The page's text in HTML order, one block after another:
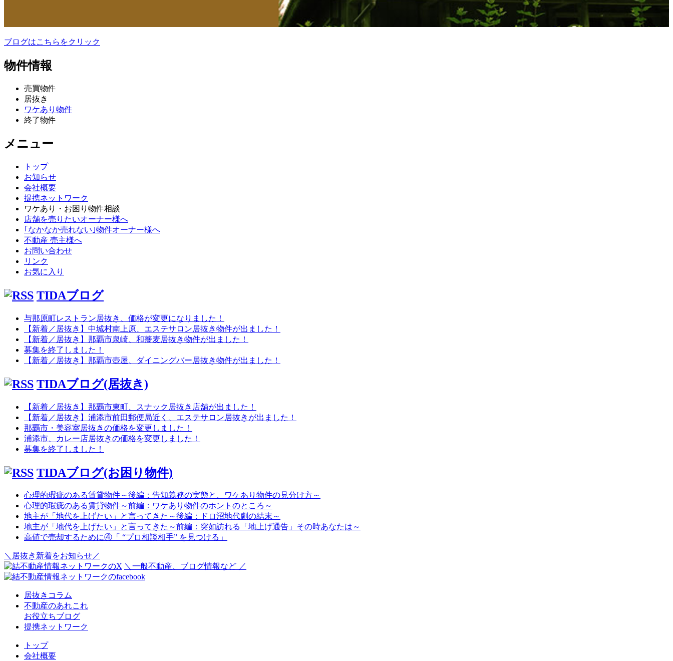
ブログはこちらをクリック
物件情報
売買物件
居抜き
ワケあり物件
終了物件
メニュー
トップ
お知らせ
会社概要
提携ネットワーク
ワケあり・お困り物件相談
店舗を売りたいオーナー様へ
｢なかなか売れない｣物件オーナー様へ
不動産 売主様へ
お問い合わせ
リンク
お気に入り
TIDAブログ
与那原町レストラン居抜き、価格が変更になりました！
【新着／居抜き】中城村南上原、エステサロン居抜き物件が出ました！
【新着／居抜き】那覇市泉崎、和蕎麦居抜き物件が出ました！
募集を終了しました！
【新着／居抜き】那覇市壺屋、ダイニングバー居抜き物件が出ました！
TIDAブログ(居抜き)
【新着／居抜き】那覇市東町、スナック居抜き店舗が出ました！
【新着／居抜き】浦添市前田郵便局近く、エステサロン居抜きが出ました！
那覇市・美容室居抜きの価格を変更しました！
浦添市、カレー店居抜きの価格を変更しました！
募集を終了しました！
TIDAブログ(お困り物件)
心理的瑕疵のある賃貸物件～後編：告知義務の実態と、ワケあり物件の見分け方～
心理的瑕疵のある賃貸物件～前編：ワケあり物件のホントのところ～
地主が「地代を上げたい」と言ってきた～後編：ドロ沼地代劇の結末～
地主が「地代を上げたい」と言ってきた～前編：突如訪れる「地上げ通告」その時あなたは～
高値で売却するために④「 “プロ相談相手” を見つける」
＼居抜き新着をお知らせ／
＼一般不動産、ブログ情報など ／
居抜きコラム
不動産のあれこれ
お役立ちブログ
提携ネットワーク
トップ
会社概要